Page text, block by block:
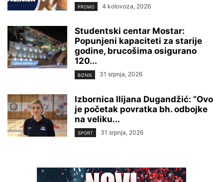
PROMO 4 kolovoza, 2026
Studentski centar Mostar:
Popunjeni kapaciteti za starije
godine, brucošima osigurano
120...
BIZNIS 31 srpnja, 2026
Izbornica Ilijana Dugandžić: ”Ovo
je početak povratka bh. odbojke
na veliku...
SPORT 31 srpnja, 2026